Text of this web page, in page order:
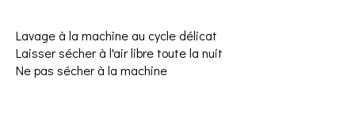
Lavage à la machine au cycle délicat
Laisser sécher à l'air libre toute la nuit
Ne pas sécher à la machine